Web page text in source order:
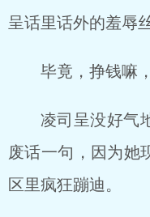
呈话里话外的羞辱
毕竟，挣钱嘛
凌司呈没好气
废话一句，因为她
区里疯狂蹦迪。